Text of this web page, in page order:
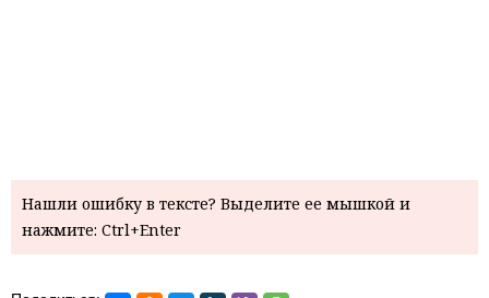
Нашли ошибку в тексте? Выделите ее мышкой и
нажмите: Ctrl+Enter